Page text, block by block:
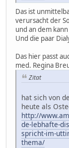
Das ist
verursacht der
und an dem
Und die paar
Das hier passt
med. Regina
Zitat
hat sich von
heute als
http://
de-lebhafte-
spricht-im-
thema/